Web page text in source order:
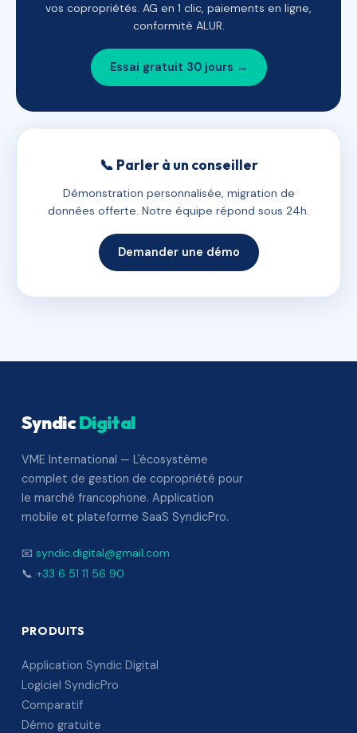
vos copropriétés. AG en 1 clic, paiements en ligne,
conformité ALUR.
Essai gratuit 30 jours →
📞 Parler à un conseiller
Démonstration personnalisée, migration de
données offerte. Notre équipe répond sous 24h.
Demander une démo
SyndicDigital
VME International — L'écosystème
complet de gestion de copropriété pour
le marché francophone. Application
mobile et plateforme SaaS SyndicPro.
📧 syndic.digital@gmail.com
📞 +33 6 51 11 56 90
PRODUITS
Application Syndic Digital
Logiciel SyndicPro
Comparatif
Démo gratuite